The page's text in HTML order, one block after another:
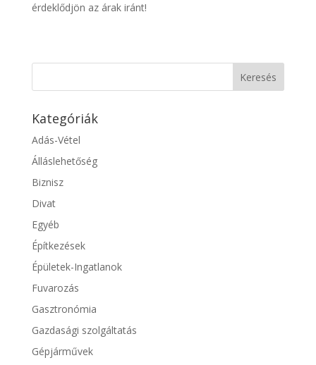
érdeklődjön az árak iránt!
Kategóriák
Adás-Vétel
Álláslehetőség
Biznisz
Divat
Egyéb
Építkezések
Épületek-Ingatlanok
Fuvarozás
Gasztronómia
Gazdasági szolgáltatás
Gépjárművek